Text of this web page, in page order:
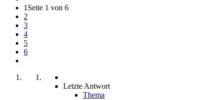
1 Seite 1 von 6
2
3
4
5
6
Letzte Antwort
Thema